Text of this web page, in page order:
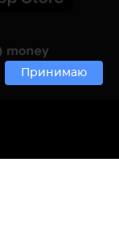
Принимаю